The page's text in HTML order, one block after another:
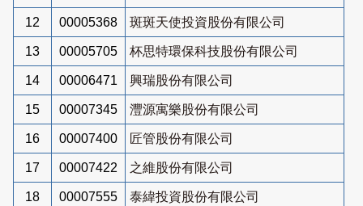
12 00005368 斑斑天使投資股份有限公司
13 00005705 杯思特環保科技股份有限公司
14 00006471 興瑞股份有限公司
15 00007345 灃源寓樂股份有限公司
16 00007400 匠管股份有限公司
17 00007422 之維股份有限公司
18 00007555 泰緯投資股份有限公司